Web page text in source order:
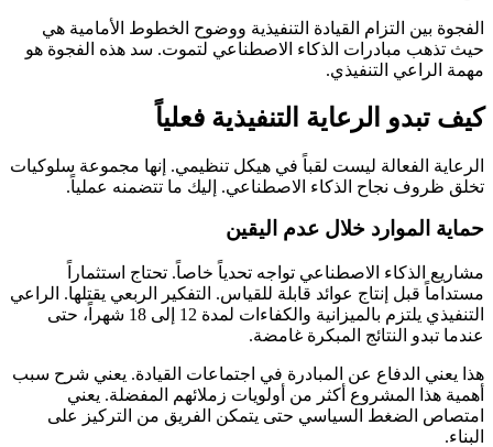
الفجوة بين التزام القيادة التنفيذية ووضوح الخطوط الأمامية هي
حيث تذهب مبادرات الذكاء الاصطناعي لتموت. سد هذه الفجوة هو
مهمة الراعي التنفيذي.
كيف تبدو الرعاية التنفيذية فعلياً
الرعاية الفعالة ليست لقباً في هيكل تنظيمي. إنها مجموعة سلوكيات
تخلق ظروف نجاح الذكاء الاصطناعي. إليك ما تتضمنه عملياً.
حماية الموارد خلال عدم اليقين
مشاريع الذكاء الاصطناعي تواجه تحدياً خاصاً. تحتاج استثماراً
مستداماً قبل إنتاج عوائد قابلة للقياس. التفكير الربعي يقتلها. الراعي
التنفيذي يلتزم بالميزانية والكفاءات لمدة 12 إلى 18 شهراً، حتى
عندما تبدو النتائج المبكرة غامضة.
هذا يعني الدفاع عن المبادرة في اجتماعات القيادة. يعني شرح سبب
أهمية هذا المشروع أكثر من أولويات زملائهم المفضلة. يعني
امتصاص الضغط السياسي حتى يتمكن الفريق من التركيز على
البناء.